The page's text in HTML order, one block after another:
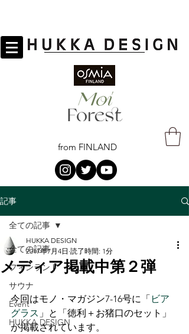
from FINLAND
記事
全ての記事
フィンランド
サウナ
Event
HUKKA DESIGN
全ての記事
メディア掲載中第２弾
HUKKA DESIGN
2017年7月4日 読了時間: 1分
今回はモノ・マガジン7-16号に「 ビア
グラス 」と「徳利＋お猪口のセット」
が掲載されています。